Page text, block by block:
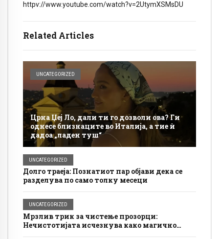
Related Articles
UNCATEGORIZED
Црна Џеј Ло, дали ти го дозволи ова? Ги
однесе близнаците во Италија, а тие ѝ
дадоа „ладен туш“
UNCATEGORIZED
Долго траеја: Познатиот пар објави дека се
разделува по само толку месеци
UNCATEGORIZED
Мрзлив трик за чистење прозорци:
Нечистотијата исчезнува како магично
httpv://www.youtube.com/watch?v=2UtymXSMsDU